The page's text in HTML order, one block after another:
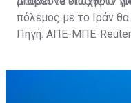
πόλεμος με το Ιράν
Πηγή: ΑΠΕ-ΜΠΕ-